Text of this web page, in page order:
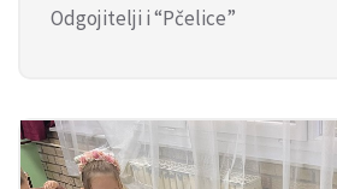
Odgojitelji i “Pčelice”